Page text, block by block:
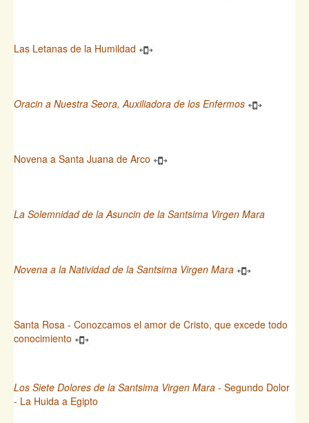
Las Letanas de la Humildad
Oracin a Nuestra Seora, Auxiliadora de los Enfermos
Novena a Santa Juana de Arco
La Solemnidad de la Asuncin de la Santsima Virgen Mara
Novena a la Natividad de la Santsima Virgen Mara
Santa Rosa - Conozcamos el amor de Cristo, que excede todo
conocimiento
Los Siete Dolores de la Santsima Virgen Mara - Segundo Dolor
- La Huida a Egipto